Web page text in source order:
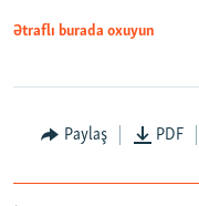
Ətraflı burada oxuyun
Paylaş PDF